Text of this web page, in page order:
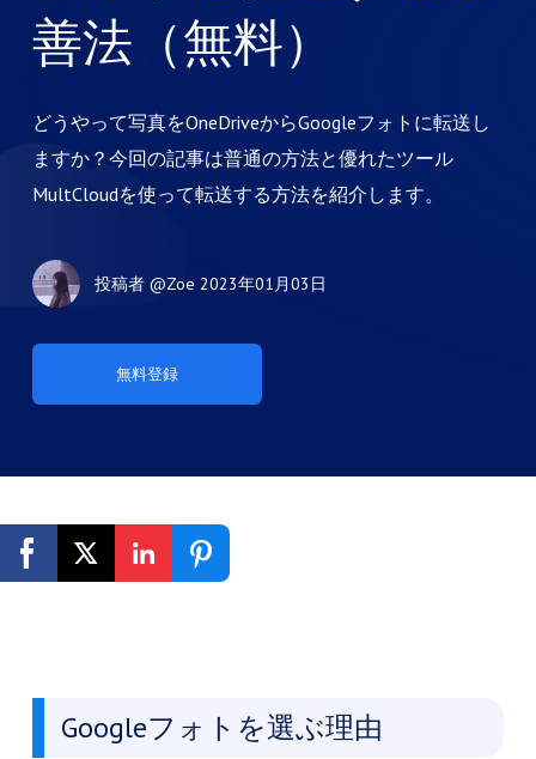
善法（無料）
どうやって写真をOneDriveからGoogleフォトに転送し
ますか？今回の記事は普通の方法と優れたツール
MultCloudを使って転送する方法を紹介します。
無料登録
投稿者 @Zoe 2023年01月03日
Googleフォトを選ぶ理由